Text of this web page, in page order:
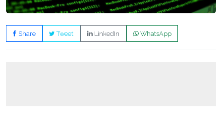
Share Tweet LinkedIn WhatsApp